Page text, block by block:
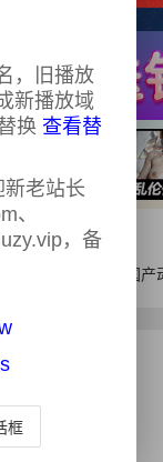
国
，旧播放
新播放域
换 查看替
老站长
、
，备
框